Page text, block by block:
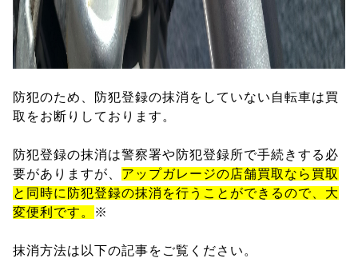
防犯のため、防犯登録の抹消をしていない自転車は買
取をお断りしております。
防犯登録の抹消は警察署や防犯登録所で手続きする必
要がありますが、 アップガレージの店舗買取なら買取
と同時に防犯登録の抹消を行うことができるので、大
変便利です。
※
抹消方法は以下の記事をご覧ください。